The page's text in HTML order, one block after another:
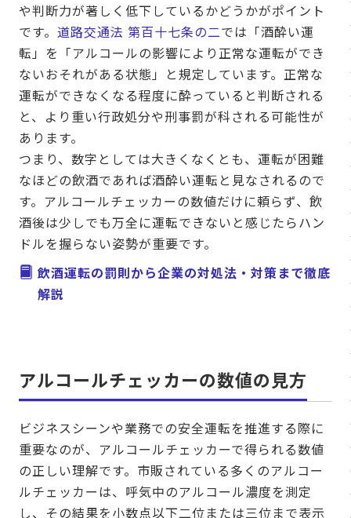
や判断力が著しく低下しているかどうかがポイント
です。 道路交通法 第百十七条の二では「酒酔い運
転」を「アルコールの影響により正常な運転ができ
ないおそれがある状態」と規定しています。正常な
運転ができなくなる程度に酔っていると判断される
と、より重い行政処分や刑事罰が科される可能性が
あります。
つまり、数字としては大きくなくとも、運転が困難
なほどの飲酒であれば酒酔い運転と見なされるので
す。アルコールチェッカーの数値だけに頼らず、飲
酒後は少しでも万全に運転できないと感じたらハン
ドルを握らない姿勢が重要です。
飲酒運転の罰則から企業の対処法・対策まで徹底
解説
アルコールチェッカーの数値の見方
ビジネスシーンや業務での安全運転を推進する際に
重要なのが、アルコールチェッカーで得られる数値
の正しい理解です。市販されている多くのアルコー
ルチェッカーは、呼気中のアルコール濃度を測定
し、その結果を小数点以下二位または三位まで表示